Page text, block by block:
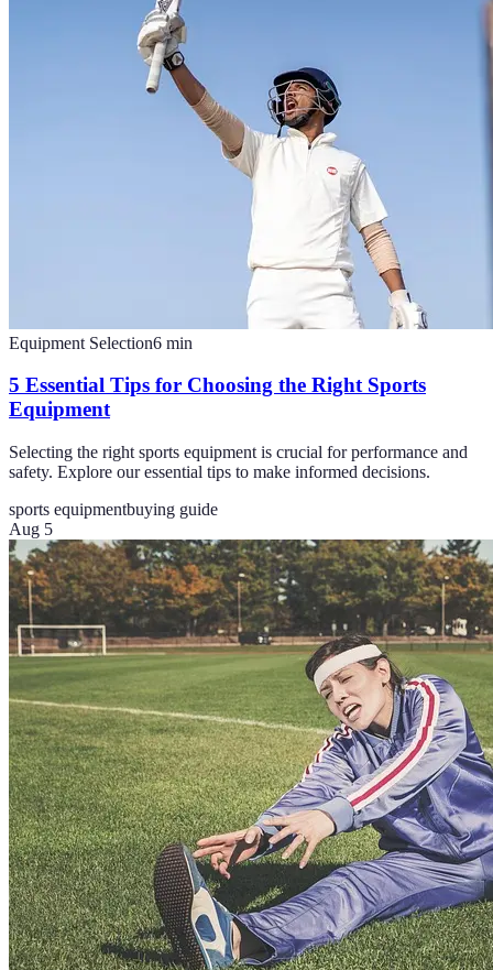
Equipment Selection6 min
5 Essential Tips for Choosing the Right Sports
Equipment
Selecting the right sports equipment is crucial for performance and
safety. Explore our essential tips to make informed decisions.
sports equipmentbuying guide
Aug 5